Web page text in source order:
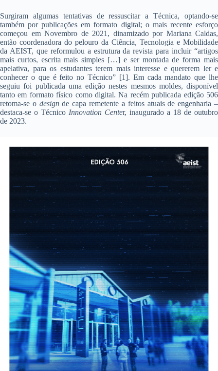
Surgiram algumas tentativas de ressuscitar a Técnica, optando-se
também por publicações em formato digital; o mais recente esforço
começou em Novembro de 2021, dinamizado por Mariana Caldas,
então coordenadora do pelouro da Ciência, Tecnologia e Mobilidade
da AEIST, que reformulou a estrutura da revista para incluir “artigos
mais curtos, escrita mais simples […] e ser montada de forma mais
apelativa, para os estudantes terem mais interesse e quererem ler e
conhecer o que é feito no Técnico” [1]. Em cada mandato que lhe
seguiu foi publicada uma edição nestes mesmos moldes, disponível
tanto em formato físico como digital. Na recém publicada edição 506
retoma-se o designde capa remetente a feitos atuais de engenharia –
destaca-se o Técnico Innovation Center, inaugurado a 18 de outubro
de 2023.